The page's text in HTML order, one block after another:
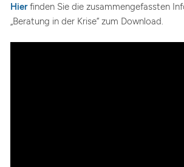
Hierfinden Sie die zusammengefassten
„Beratung in der Krise“ zum Download.